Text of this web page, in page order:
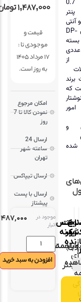
۱,۴۸۷,۰۰۰تومان
موجودی تا :
17 مرداد 1405
به روز است.
امکان مرجوع
نمودن کالا تا 7
ساعته شهر
ارسال تیپاکس
ارسال با پست
انبار
افزودن به سبد خرید
۱,۴۸۷,۰۰۰ تومان